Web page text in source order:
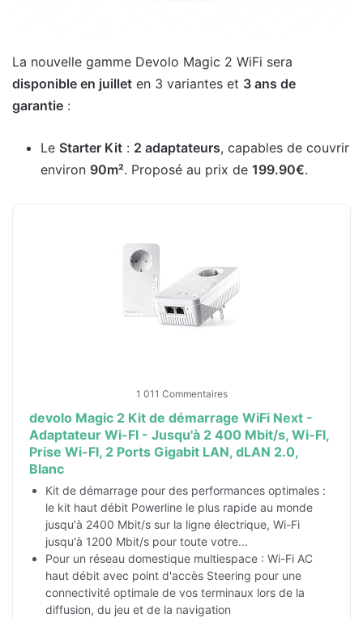
La nouvelle gamme Devolo Magic 2 WiFi sera
disponible en juillet en 3 variantes et 3 ans de
garantie :
Le Starter Kit : 2 adaptateurs, capables de couvrir
environ 90m². Proposé au prix de 199.90€.
1 011 Commentaires
devolo Magic 2 Kit de démarrage WiFi Next -
Adaptateur Wi-FI - Jusqu'à 2 400 Mbit/s, Wi-FI,
Prise Wi-FI, 2 Ports Gigabit LAN, dLAN 2.0,
Blanc
Kit de démarrage pour des performances optimales :
le kit haut débit Powerline le plus rapide au monde
jusqu'à 2400 Mbit/s sur la ligne électrique, Wi-Fi
jusqu'à 1200 Mbit/s pour toute votre...
Pour un réseau domestique multiespace : Wi-Fi AC
haut débit avec point d'accès Steering pour une
connectivité optimale de vos terminaux lors de la
diffusion, du jeu et de la navigation